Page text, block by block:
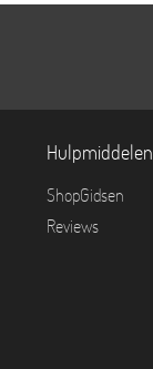
Hulpmiddelen
ShopGidsen
Reviews